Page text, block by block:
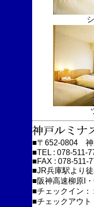
■〒652-0804 神
■TEL : 078-
■FAX : 078-511-
■JR兵庫駅より
■阪神高速柳原I
■チェックイン
■チェックアウト